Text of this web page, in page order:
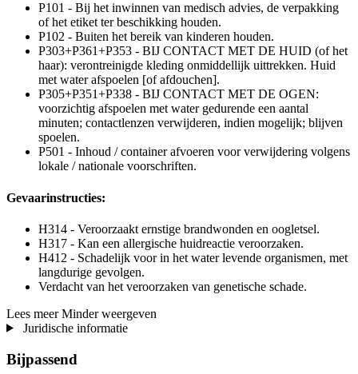
P101 - Bij het inwinnen van medisch advies, de verpakking
of het etiket ter beschikking houden.
P102 - Buiten het bereik van kinderen houden.
P303+P361+P353 - BIJ CONTACT MET DE HUID (of het
haar): verontreinigde kleding onmiddellijk uittrekken. Huid
met water afspoelen [of afdouchen].
P305+P351+P338 - BIJ CONTACT MET DE OGEN:
voorzichtig afspoelen met water gedurende een aantal
minuten; contactlenzen verwijderen, indien mogelijk; blijven
spoelen.
P501 - Inhoud / container afvoeren voor verwijdering volgens
lokale / nationale voorschriften.
Gevaarinstructies:
H314 - Veroorzaakt ernstige brandwonden en oogletsel.
H317 - Kan een allergische huidreactie veroorzaken.
H412 - Schadelijk voor in het water levende organismen, met
langdurige gevolgen.
Verdacht van het veroorzaken van genetische schade.
Lees meer Minder weergeven
Juridische informatie
Bijpassend